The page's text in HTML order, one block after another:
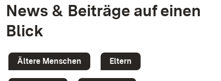
News & Beiträge auf einen
Blick
Ältere Menschen Eltern